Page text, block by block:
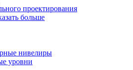
проектирования
нивелиры
уровни